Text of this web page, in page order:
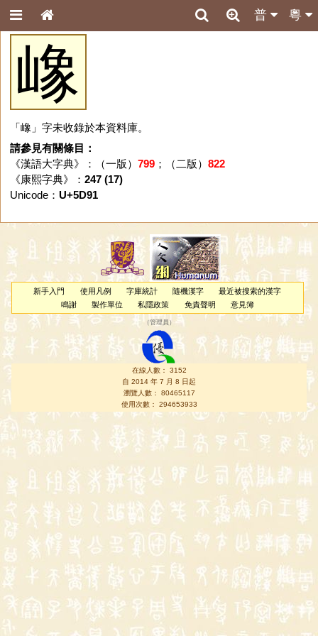
粵
普
嶑
「嶑」字未收錄於本資料庫。
請參見有關條目：
《漢語大字典》：（一版） 799；（二版） 822
《康熙字典》： 247 (17)
Unicode： U+5D91
新手入門 使用凡例 字庫統計 隨機漢字
最近被搜索的漢字
鳴謝
製作單位 私隱政策 免責聲明 意見簿
（管理員 ）
在線人數： 3152
自 2014 年 7 月 8 日起
瀏覽人數： 80465117
使用次數： 294653933